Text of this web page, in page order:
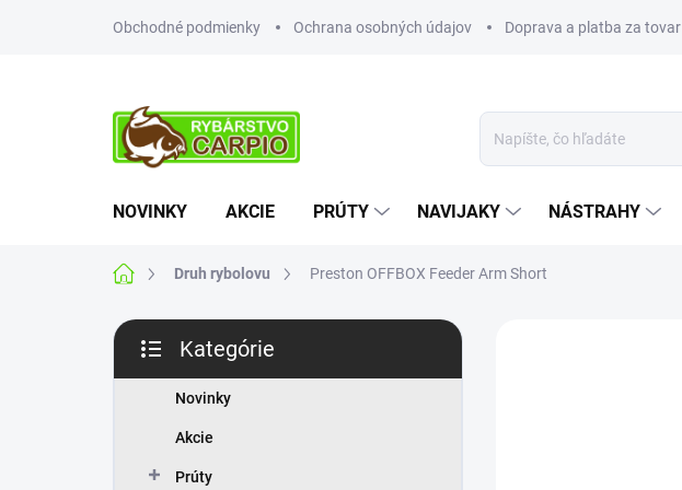
Obchodné podmienky Ochrana osobných údajov Doprava a platba za tovar
NOVINKY AKCIE PRÚTY NAVIJAKY NÁSTRAHY
DomovDruh rybolovu Preston OFFBOX Feeder Arm Short
B
č
kategórie
Kategórie
Novinky
Akcie
Prúty